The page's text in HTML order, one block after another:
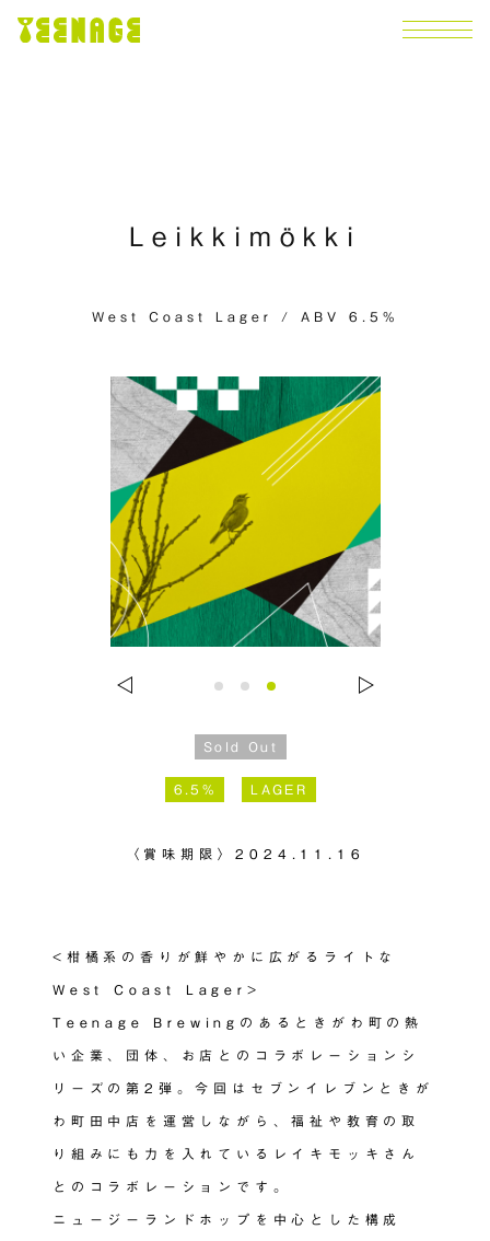
Leikkimökki
West Coast Lager / ABV 6.5%
Sold Out
6.5% LAGER
〈賞味期限〉2024.11.16
<柑橘系の香りが鮮やかに広がるライトな
West Coast Lager>
Teenage Brewingのあるときがわ町の熱
い企業、団体、お店とのコラボレーションシ
リーズの第2弾。今回はセブンイレブンときが
わ町田中店を運営しながら、福祉や教育の取
り組みにも力を入れているレイキモッキさん
とのコラボレーションです。
ニュージーランドホップを中心とした構成